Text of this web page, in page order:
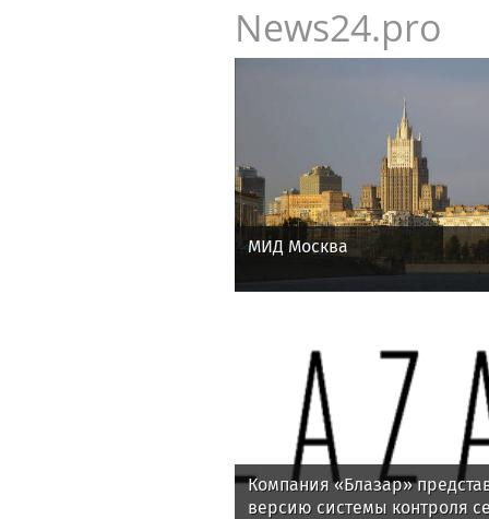
News24.pro
МИД Москва
Компания «Блазар»
версию системы контроля